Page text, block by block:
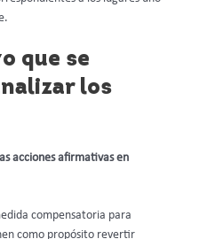
que se
los
acciones afirmativas en
compensatoria para
como propósito revertir